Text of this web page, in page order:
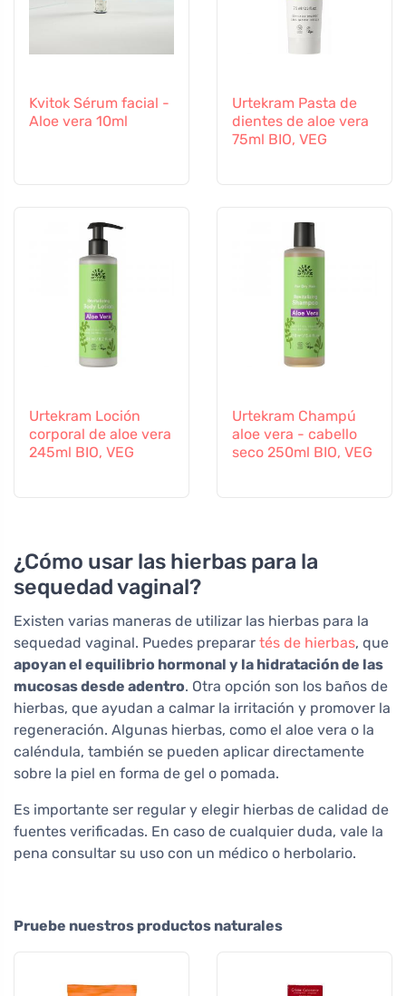
Kvitok Sérum facial -
Aloe vera 10ml
Urtekram Pasta de
dientes de aloe vera
75ml BIO, VEG
Urtekram Loción
corporal de aloe vera
245ml BIO, VEG
Urtekram Champú
aloe vera - cabello
seco 250ml BIO, VEG
¿Cómo usar las hierbas para la
sequedad vaginal?
Existen varias maneras de utilizar las hierbas para la
sequedad vaginal. Puedes preparar tés de hierbas, que
apoyan el equilibrio hormonal y la hidratación de las
mucosas desde adentro. Otra opción son los baños de
hierbas, que ayudan a calmar la irritación y promover la
regeneración. Algunas hierbas, como el aloe vera o la
caléndula, también se pueden aplicar directamente
sobre la piel en forma de gel o pomada.
Es importante ser regular y elegir hierbas de calidad de
fuentes verificadas. En caso de cualquier duda, vale la
pena consultar su uso con un médico o herbolario.
Pruebe nuestros productos naturales